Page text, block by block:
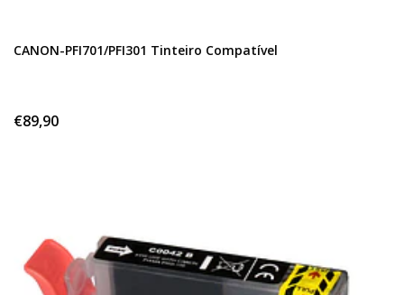
CANON-PFI701/PFI301 Tinteiro Compatível
€89,90